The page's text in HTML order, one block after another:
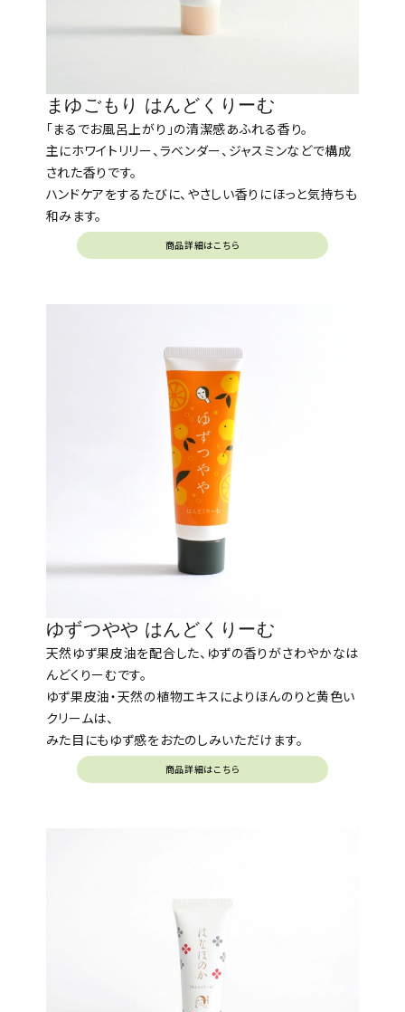
まゆごもり はんどくりーむ
「まるでお風呂上がり」の清潔感あふれる香り。
主にホワイトリリー、ラベンダー、ジャスミンなどで構成
された香りです。
ハンドケアをするたびに、やさしい香りにほっと気持ちも
和みます。
商品詳細はこちら
ゆずつやや はんどくりーむ
天然ゆず果皮油を配合した、ゆずの香りがさわやかなは
んどくりーむです。
ゆず果皮油・天然の植物エキスによりほんのりと黄色い
クリームは、
みた目にもゆず感をおたのしみいただけます。
商品詳細はこちら